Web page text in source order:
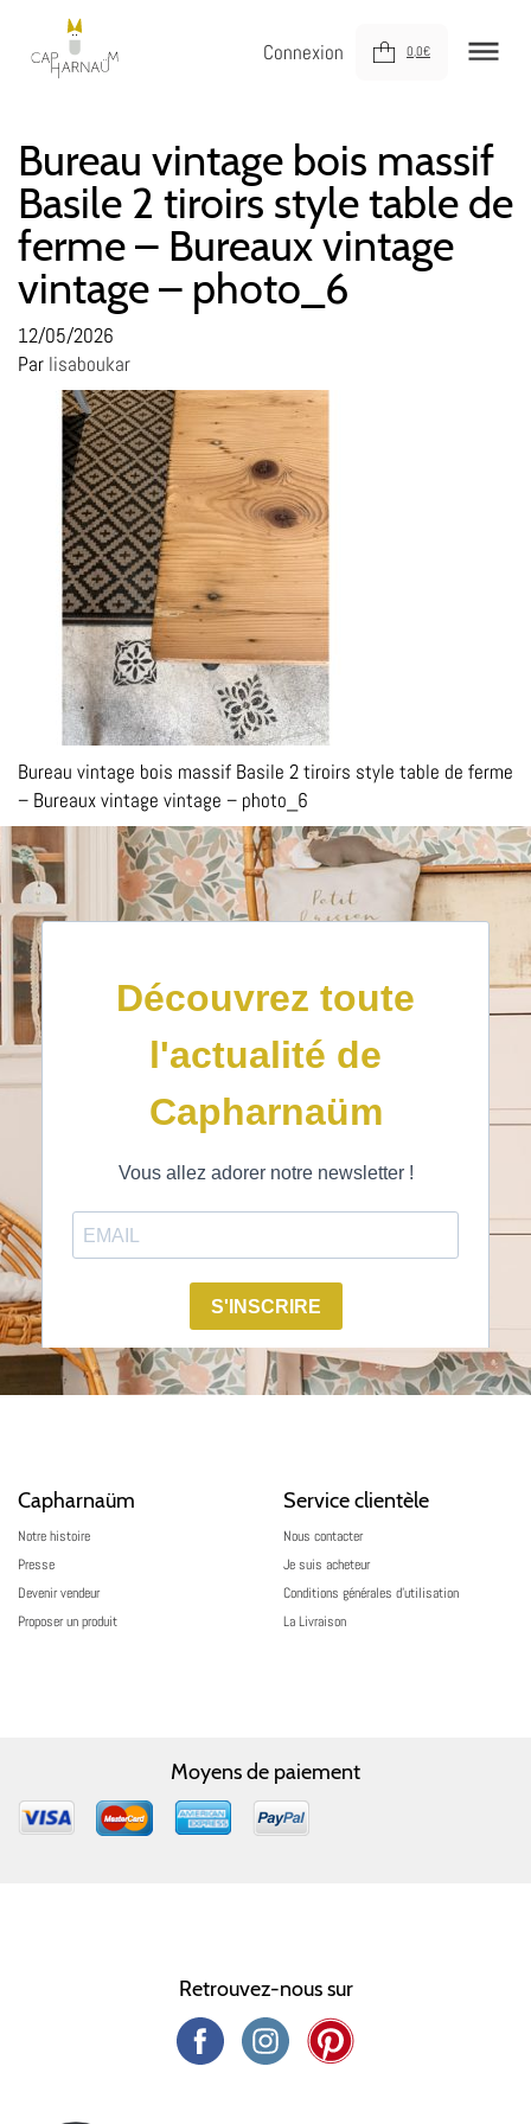
Connexion 0,0€
NOUVEAUTÉS
MEUBLER
DÉCORER
JOUER
DERNIÈRE CHANCE !
À PROPOS
Bureau vintage bois massif
Basile 2 tiroirs style table de
ferme – Bureaux vintage
vintage – photo_6
12/05/2026
Par lisaboukar
Bureau vintage bois massif Basile 2 tiroirs style table de ferme
– Bureaux vintage vintage – photo_6
Capharnaüm
Notre histoire
Presse
Devenir vendeur
Proposer un produit
Service clientèle
Nous contacter
Je suis acheteur
Conditions générales d’utilisation
La Livraison
Moyens de paiement
Retrouvez-nous sur